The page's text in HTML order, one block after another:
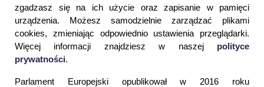
zgadzasz się na ich użycie oraz zapisanie w pamięci
urządzenia. Możesz samodzielnie zarządzać plikami
cookies, zmieniając odpowiednio ustawienia przeglądarki.
Więcej informacji znajdziesz w naszej polityce
prywatności.
Parlament Europejski opublikował w 2016 roku